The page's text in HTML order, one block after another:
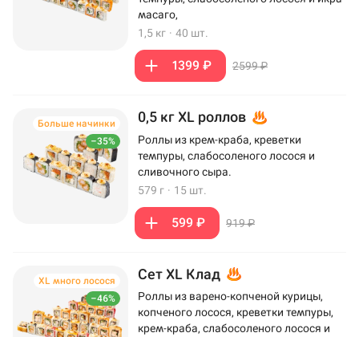
масаго,
1,5 кг · 40 шт.
1399 ₽ 2599 ₽
–35%
Больше начинки 0,5 кг XL роллов
Роллы из крем-краба, креветки
темпуры, слабосоленого лосося и
сливочного сыра.
579 г · 15 шт.
599 ₽ 919 ₽
–46%
XL много лосося Сет XL Клад
Роллы из варено-копченой курицы,
копченого лосося, креветки темпуры,
крем-краба, слабосоленого лосося и